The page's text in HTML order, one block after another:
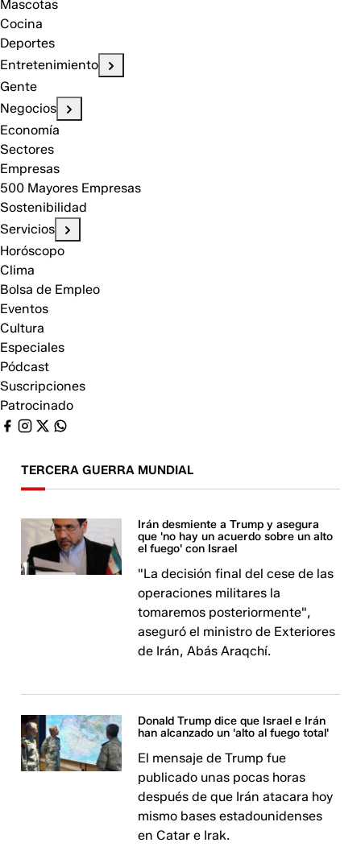
Mascotas
Cocina
Deportes
Entretenimiento
Gente
Negocios
Economía
Sectores
Empresas
500 Mayores Empresas
Sostenibilidad
Servicios
Horóscopo
Clima
Bolsa de Empleo
Eventos
Cultura
Especiales
Pódcast
Suscripciones
Patrocinado
TERCERA GUERRA MUNDIAL
Irán desmiente a Trump y asegura
que 'no hay un acuerdo sobre un alto
el fuego' con Israel
"La decisión final del cese de las
operaciones militares la
tomaremos posteriormente",
aseguró el ministro de Exteriores
de Irán, Abás Araqchí.
Donald Trump dice que Israel e Irán
han alcanzado un 'alto al fuego total'
El mensaje de Trump fue
publicado unas pocas horas
después de que Irán atacara hoy
mismo bases estadounidenses
en Catar e Irak.